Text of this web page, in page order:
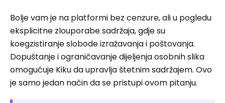
Bolje vam je na platformi bez cenzure, ali u pogledu
eksplicitne zlouporabe sadržaja, gdje su
koegzistiranje slobode izražavanja i poštovanja.
Dopuštanje i ograničavanje dijeljenja osobnih slika
omogućuje Kiku da upravlja štetnim sadržajem. Ovo
je samo jedan način da se pristupi ovom pitanju.